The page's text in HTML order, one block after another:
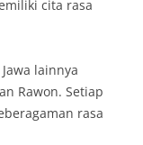
cita rasa
lainnya
Rawon. Setiap
rasa